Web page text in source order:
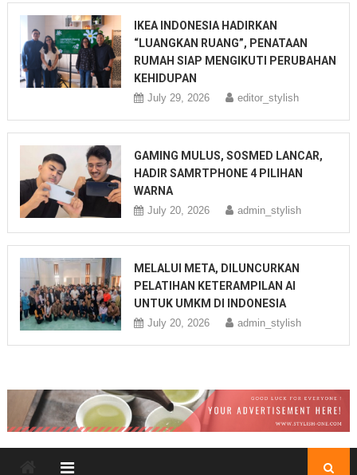
IKEA INDONESIA HADIRKAN
“LUANGKAN RUANG”, PENATAAN
RUMAH SIAP MENGIKUTI PERUBAHAN
KEHIDUPAN
July 29, 2026 editor_stylish
GAMING MULUS, SOSMED LANCAR,
HADIR SAMRTPHONE 4 PILIHAN
WARNA
July 20, 2026 admin_stylish
MELALUI META, DILUNCURKAN
PELATIHAN KETERAMPILAN AI
UNTUK UMKM DI INDONESIA
July 20, 2026 admin_stylish